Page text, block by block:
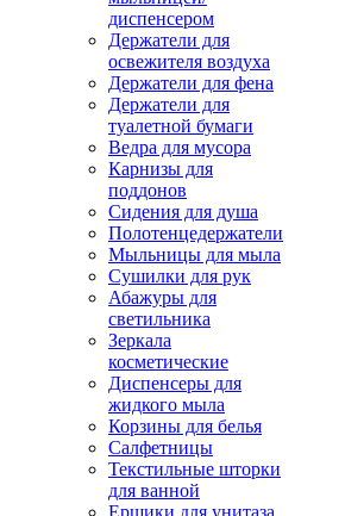
диспенсером
Держатели для
освежителя воздуха
Держатели для фена
Держатели для
туалетной бумаги
Ведра для мусора
Карнизы для
поддонов
Сидения для душа
Полотенцедержатели
Мыльницы для мыла
Сушилки для рук
Абажуры для
светильника
Зеркала
косметические
Диспенсеры для
жидкого мыла
Корзины для белья
Салфетницы
Текстильные шторки
для ванной
Ершики для унитаза